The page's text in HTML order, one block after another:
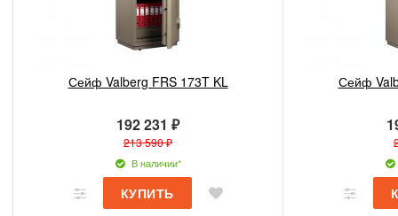
Сейф Valberg FRS 173T KL
192 231 ₽
213 590 ₽
В наличии*
Сейф